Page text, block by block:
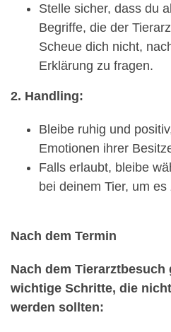
Stelle sicher, dass du
Begriffe, die der
Scheue dich nicht,
Erklärung zu fragen.
2. Handling:
Bleibe ruhig und
Emotionen ihrer
Falls erlaubt, bleibe
bei deinem Tier, um
Nach dem Termin
Nach dem
wichtige Schritte, die
werden sollten: